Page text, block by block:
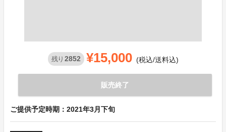
残り 2852 ¥15,000 (税込/送料込)
販売終了
ご提供予定時期：2021年3月下旬